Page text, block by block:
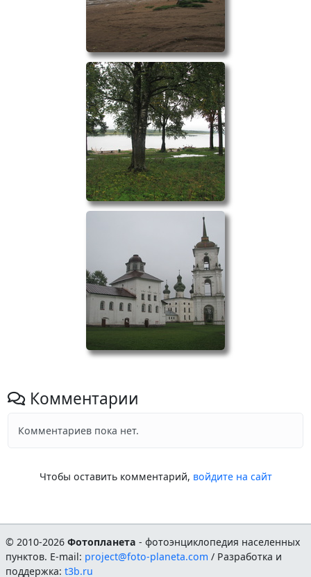
Комментарии
Комментариев пока нет.
Чтобы оставить комментарий, войдите на сайт
© 2010-2026Фотопланета - фотоэнциклопедия населенных
пунктов. E-mail: project@foto-planeta.com / Разработка и
поддержка:t3b.ru